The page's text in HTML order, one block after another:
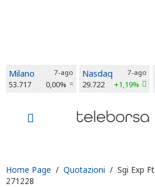
Milano 7-ago
53.717 0,00%
Nasdaq 7-ago
29.722 +1,19%
Home Page / Quotazioni / Sgi Exp
271228